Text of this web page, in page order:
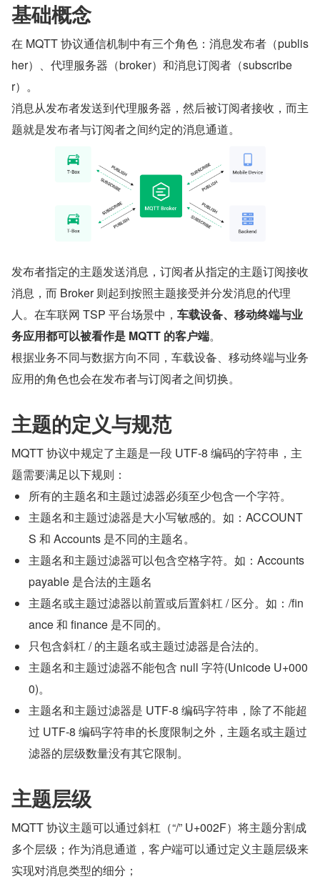
基础概念
在 MQTT 协议通信机制中有三个角色：消息发布者（publis
her）、代理服务器（broker）和消息订阅者（subscribe
r）。
消息从发布者发送到代理服务器，然后被订阅者接收，而主
题就是发布者与订阅者之间约定的消息通道。
发布者指定的主题发送消息，订阅者从指定的主题订阅接收
消息，而 Broker 则起到按照主题接受并分发消息的代理
人。在车联网 TSP 平台场景中， 车载设备、移动终端与业
务应用都可以被看作是 MQTT 的客户端。
根据业务不同与数据方向不同，车载设备、移动终端与业务
应用的角色也会在发布者与订阅者之间切换。
主题的定义与规范
MQTT 协议中规定了主题是一段 UTF-8 编码的字符串，主
题需要满足以下规则：
所有的主题名和主题过滤器必须至少包含一个字符。
主题名和主题过滤器是大小写敏感的。如：ACCOUNT
S 和 Accounts 是不同的主题名。
主题名和主题过滤器可以包含空格字符。如：Accounts
payable 是合法的主题名
主题名或主题过滤器以前置或后置斜杠 / 区分。如：/fin
ance 和 finance 是不同的。
只包含斜杠 / 的主题名或主题过滤器是合法的。
主题名和主题过滤器不能包含 null 字符(Unicode U+000
0)。
主题名和主题过滤器是 UTF-8 编码字符串，除了不能超
过 UTF-8 编码字符串的长度限制之外，主题名或主题过
滤器的层级数量没有其它限制。
主题层级
MQTT 协议主题可以通过斜杠（“/” U+002F）将主题分割成
多个层级；作为消息通道，客户端可以通过定义主题层级来
实现对消息类型的细分；